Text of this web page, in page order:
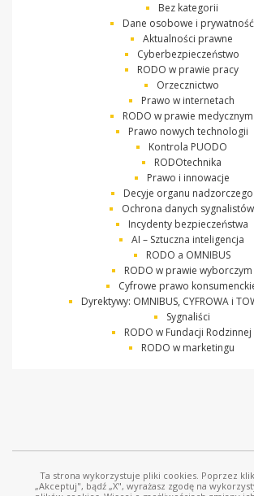
Bez kategorii
Dane osobowe i prywatność
Aktualności prawne
Cyberbezpieczeństwo
RODO w prawie pracy
Orzecznictwo
Prawo w internetach
RODO w prawie medycznym
Prawo nowych technologii
Kontrola PUODO
RODOtechnika
Prawo i innowacje
Decyje organu nadzorczego
Ochrona danych sygnalistów
Incydenty bezpieczeństwa
AI – Sztuczna inteligencja
RODO a OMNIBUS
RODO w prawie wyborczym
Cyfrowe prawo
Dyrektywy: OMNIBUS, CYFROWA i
Sygnaliści
RODO w Fundacji Rodzinnej
RODO w marketingu
© Ostrowski i Wspólnicy | www.ostrowski.legal| Wszystkie
Ta strona wykorzystuje pliki cookies. Poprzez
„Akceptuj", bądź „X", wyrażasz zgodę na